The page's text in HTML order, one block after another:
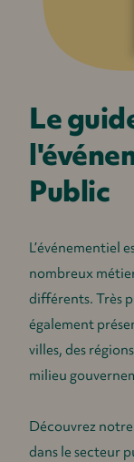
Le
Public
L’événementiel
nombreux
différents. Très
également
villes, des
milieu
Découvrez
dans le secteur